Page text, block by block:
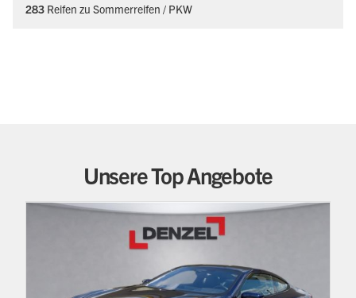
283 Reifen zu Sommerreifen / PKW
Unsere Top Angebote